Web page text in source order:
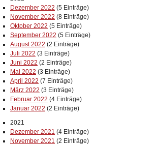
Dezember 2022 (5 Einträge)
November 2022 (8 Einträge)
Oktober 2022 (5 Einträge)
September 2022 (5 Einträge)
August 2022 (2 Einträge)
Juli 2022 (3 Einträge)
Juni 2022 (2 Einträge)
Mai 2022 (3 Einträge)
April 2022 (7 Einträge)
März 2022 (3 Einträge)
Februar 2022 (4 Einträge)
Januar 2022 (2 Einträge)
2021
Dezember 2021 (4 Einträge)
November 2021 (2 Einträge)